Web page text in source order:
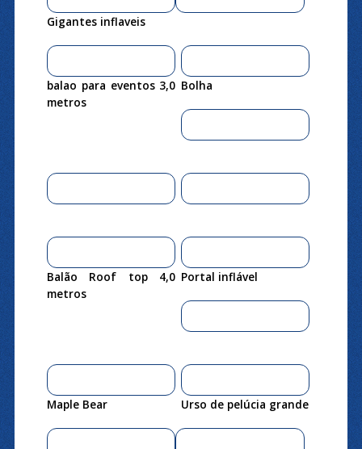
Gigantes inflaveis
balao para eventos 3,0
metros
Bolha
Balão Roof top 4,0
metros
Portal inflável
Maple Bear Urso de pelúcia grande